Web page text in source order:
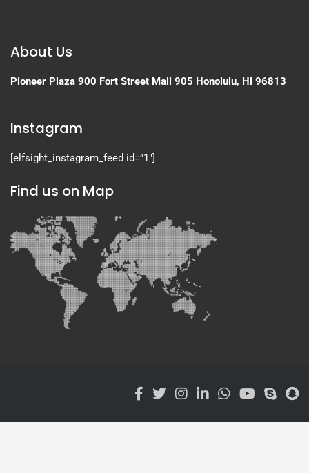
About Us
Pioneer Plaza 900 Fort Street Mall 905 Honolulu, HI 96813
Instagram
[elfsight_instagram_feed id=”1″]
Find us on Map